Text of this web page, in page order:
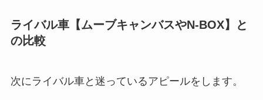
ライバル車【ムーブキャンバスやN-BOX】と
の比較
次にライバル車と迷っているアピールをします。